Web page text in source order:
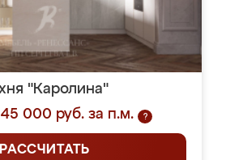
"Каролина"
000 руб. за п.м.
?
РАССЧИТАТЬ